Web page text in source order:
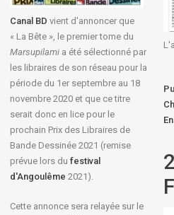
Canal BD vient d'annoncer que
« La Bête », le premier tome du
Marsupilami a été sélectionné par
les libraires de son réseau pour la
période du 1er septembre au 18
novembre 2020 et que ce titre
serait donc en lice pour le
prochain Prix des Libraires de
Bande Dessinée 2021 (remise
prévue lors du festival
d'Angoulême 2021).
Cette annonce sera relayée sur le